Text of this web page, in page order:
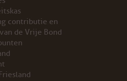
PRACY TYMCZASOWEJ
DAG BAJEENKOMST
contributie en
de Vrije Bond